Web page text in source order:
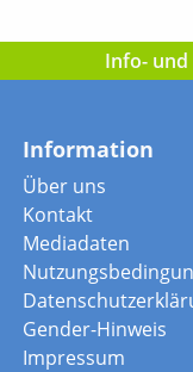
Info-
Information
Über uns
Kontakt
Mediadaten
Gender-Hinweis
Impressum